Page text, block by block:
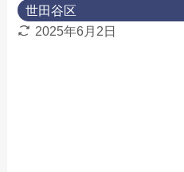
世田谷区
2025年6月2日